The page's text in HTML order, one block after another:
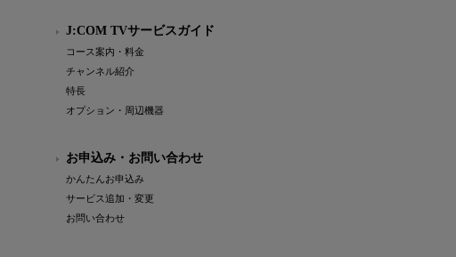
J:COM TVサービスガイド
コース案内・料金
チャンネル紹介
特長
オプション・周辺機器
お申込み・お問い合わせ
かんたんお申込み
サービス追加・変更
お問い合わせ